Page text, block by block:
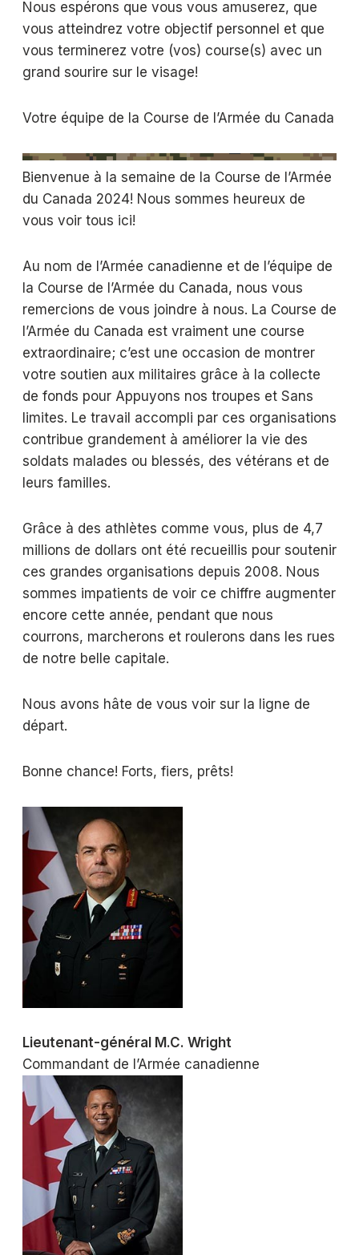
Nous espérons que vous vous amuserez, que
vous atteindrez votre objectif personnel et que
vous terminerez votre (vos) course(s) avec un
grand sourire sur le visage!
Votre équipe de la Course de l’Armée du Canada
Bienvenue à la semaine de la Course de l’Armée
du Canada 2024! Nous sommes heureux de
vous voir tous ici!
Au nom de l’Armée canadienne et de l’équipe de
la Course de l’Armée du Canada, nous vous
remercions de vous joindre à nous. La Course de
l’Armée du Canada est vraiment une course
extraordinaire; c’est une occasion de montrer
votre soutien aux militaires grâce à la collecte
de fonds pour Appuyons nos troupes et Sans
limites. Le travail accompli par ces organisations
contribue grandement à améliorer la vie des
soldats malades ou blessés, des vétérans et de
leurs familles.
Grâce à des athlètes comme vous, plus de 4,7
millions de dollars ont été recueillis pour soutenir
ces grandes organisations depuis 2008. Nous
sommes impatients de voir ce chiffre augmenter
encore cette année, pendant que nous
courrons, marcherons et roulerons dans les rues
de notre belle capitale.
Nous avons hâte de vous voir sur la ligne de
départ.
Bonne chance! Forts, fiers, prêts!
Lieutenant-général M.C. Wright
Commandant de l’Armée canadienne